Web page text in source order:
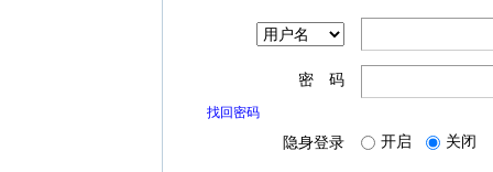
密 码
找回密码
隐身登录 开启 关闭